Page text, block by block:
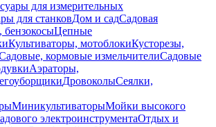
для измерительных
для станковДом и садСадовая
Цепные
Культиваторы, мотоблокиКусторезы,
кормовые измельчителиСадовые
Аэраторы,
ДровоколыСеялки,
МиникультиваторыМойки высокого
электроинструментаОтдых и